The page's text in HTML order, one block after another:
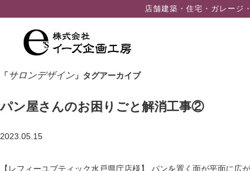
店舗建築・住宅・ガレージ
「サロンデザイン」タグアーカイブ
パン屋さんのお困りごと解消工事②
2023.05.15
【レフィーユブティック水戸県庁店様】 パンを置く面が平面に